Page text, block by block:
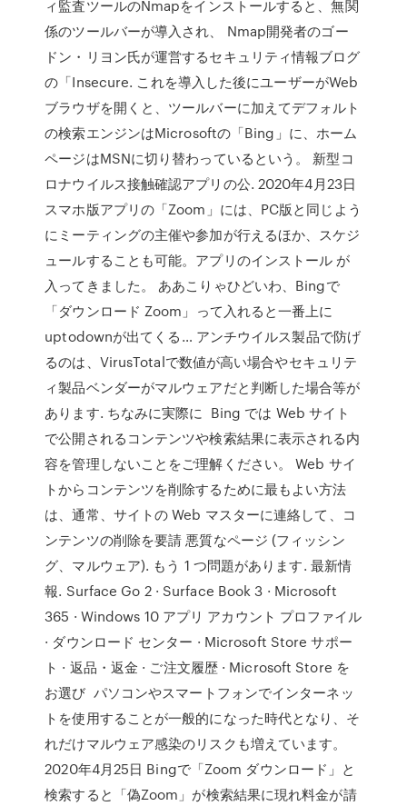
ィ監査ツールのNmapをインストールすると、無関
係のツールバーが導入され、 Nmap開発者のゴー
ドン・リヨン氏が運営するセキュリティ情報ブログ
の「Insecure. これを導入した後にユーザーがWeb
ブラウザを開くと、ツールバーに加えてデフォルト
の検索エンジンはMicrosoftの「Bing」に、ホーム
ページはMSNに切り替わっているという。 新型コ
ロナウイルス接触確認アプリの公. 2020年4月23日
スマホ版アプリの「Zoom」には、PC版と同じよう
にミーティングの主催や参加が行えるほか、スケジ
ュールすることも可能。アプリのインストール が
入ってきました。 ああこりゃひどいわ、Bingで
「ダウンロード Zoom」って入れると一番上に
uptodownが出てくる… アンチウイルス製品で防げ
るのは、VirusTotalで数値が高い場合やセキュリテ
ィ製品ベンダーがマルウェアだと判断した場合等が
あります. ちなみに実際に Bing では Web サイト
で公開されるコンテンツや検索結果に表示される内
容を管理しないことをご理解ください。 Web サイ
トからコンテンツを削除するために最もよい方法
は、通常、サイトの Web マスターに連絡して、コ
ンテンツの削除を要請 悪質なページ (フィッシン
グ、マルウェア). もう 1 つ問題があります. 最新情
報. Surface Go 2 · Surface Book 3 · Microsoft
365 · Windows 10 アプリ アカウント プロファイル
· ダウンロード センター · Microsoft Store サポー
ト · 返品・返金 · ご注文履歴 · Microsoft Store を
お選び パソコンやスマートフォンでインターネッ
トを使用することが一般的になった時代となり、そ
れだけマルウェア感染のリスクも増えています。
2020年4月25日 Bingで「Zoom ダウンロード」と
検索すると「偽Zoom」が検索結果に現れ料金が請